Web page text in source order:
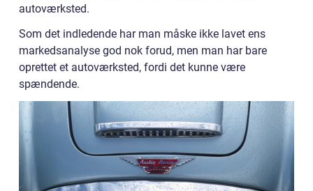
autoværksted.
Som det indledende har man måske ikke lavet ens
markedsanalyse god nok forud, men man har bare
oprettet et autoværksted, fordi det kunne være
spændende.